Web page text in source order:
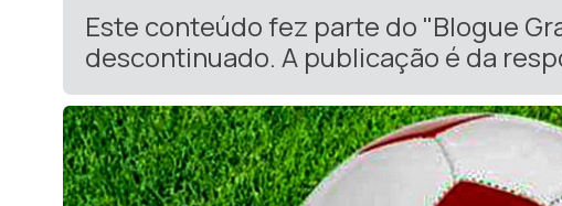
Este conteúdo fez parte do "Blogue
descontinuado. A publicação é da